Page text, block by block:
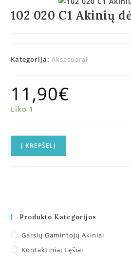
102 020 C1 Akinių
Kategorija:Aksesuarai
11,90€
Liko 1
Į KREPŠELĮ
Produkto Kategorijos
Garsių Gamintojų Akiniai
Kontaktiniai Lęšiai